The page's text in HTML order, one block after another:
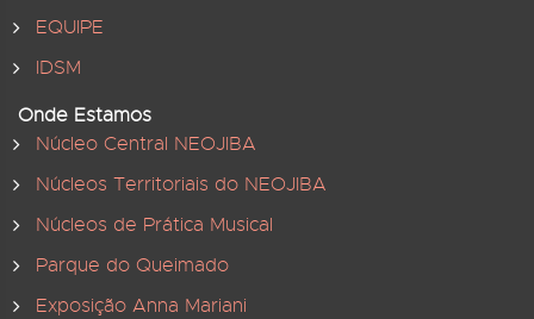
EQUIPE
IDSM
Onde Estamos
Núcleo Central NEOJIBA
Núcleos Territoriais do NEOJIBA
Núcleos de Prática Musical
Parque do Queimado
Exposição Anna Mariani